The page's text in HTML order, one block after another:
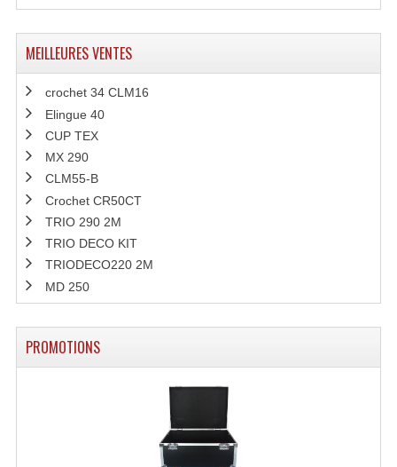
PLAN ACCES, LES HORAIRES
MEILLEURES VENTES
crochet 34 CLM16
Elingue 40
CUP TEX
MX 290
CLM55-B
Crochet CR50CT
TRIO 290 2M
TRIO DECO KIT
TRIODECO220 2M
MD 250
PROMOTIONS